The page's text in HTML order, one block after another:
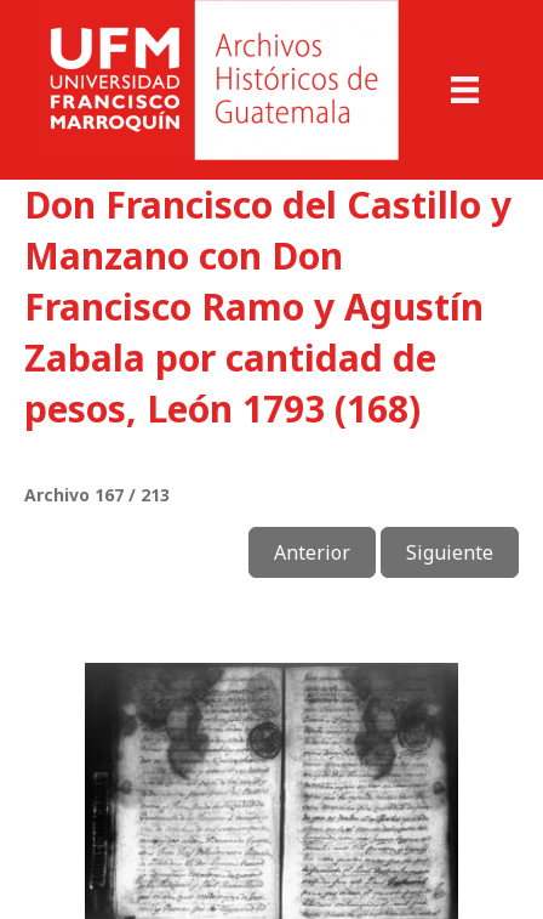
Don Francisco del Castillo y
Manzano con Don
Francisco Ramo y Agustín
Zabala por cantidad de
pesos, León 1793 (168)
Archivo 167 / 213
Anterior Siguiente